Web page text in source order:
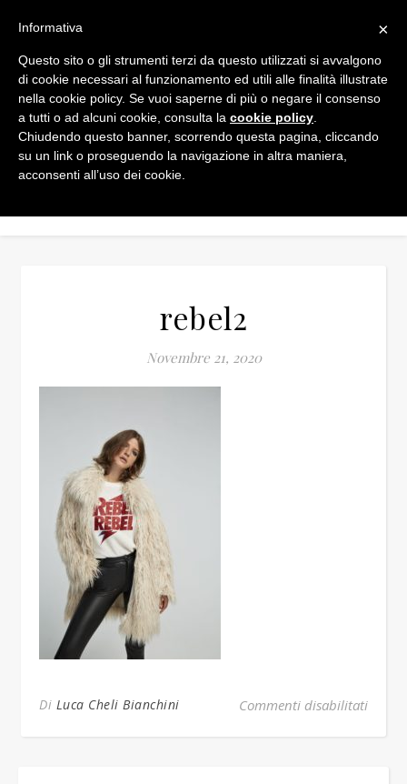
rebel2
Novembre 21, 2020
Di Luca Cheli Bianchini Commenti disabilitatisu
×
Informativa
Questo sito o gli strumenti terzi da questo utilizzati si avvalgono
di cookie necessari al funzionamento ed utili alle finalità illustrate
nella cookie policy. Se vuoi saperne di più o negare il consenso
a tutti o ad alcuni cookie, consulta la cookie policy
Chiudendo questo banner, scorrendo questa pagina, cliccando
su un link o proseguendo la navigazione in altra maniera,
acconsenti all’uso dei cookie.